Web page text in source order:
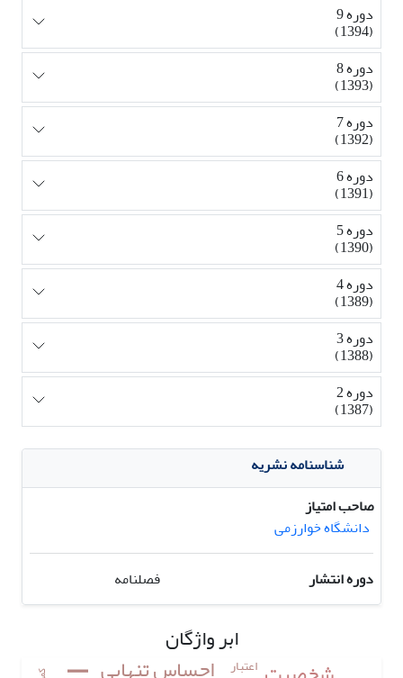
دوره 9
(1394)
دوره 8
(1393)
دوره 7
(1392)
دوره 6
(1391)
دوره 5
(1390)
دوره 4
(1389)
دوره 3
(1388)
دوره 2
(1387)
شناسنامه نشریه
صاحب امتیاز
دانشگاه خوارزمی
دوره انتشار
فصلنامه
ابر واژگان
اعتبار